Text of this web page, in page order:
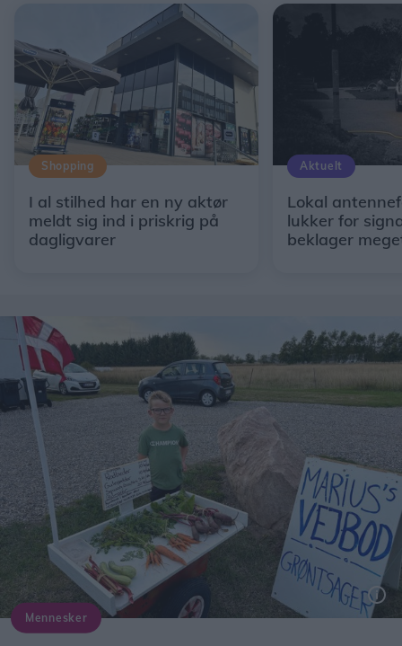
Shopping
I al stilhed har en ny aktør
meldt sig ind i priskrig på
dagligvarer
Aktuelt
Lokal
lukker for
beklager
Mennesker